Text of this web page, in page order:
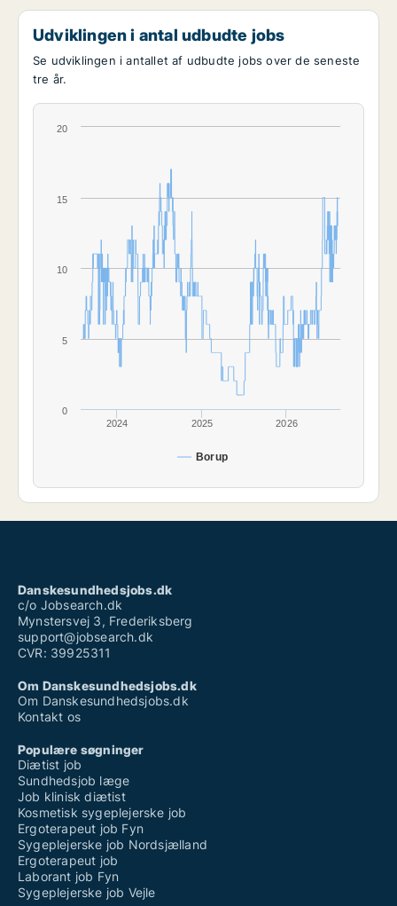
Udviklingen i antal udbudte jobs
Se udviklingen i antallet af udbudte jobs over de seneste
tre år.
Borup
2024 2025 2026
0
5
10
15
20
Danskesundhedsjobs.dk
c/o Jobsearch.dk
Mynstersvej 3, Frederiksberg
support@jobsearch.dk
CVR: 39925311
Om Danskesundhedsjobs.dk
Om Danskesundhedsjobs.dk
Kontakt os
Populære søgninger
Diætist job
Sundhedsjob læge
Job klinisk diætist
Kosmetisk sygeplejerske job
Ergoterapeut job Fyn
Sygeplejerske job Nordsjælland
Ergoterapeut job
Laborant job Fyn
Sygeplejerske job Vejle